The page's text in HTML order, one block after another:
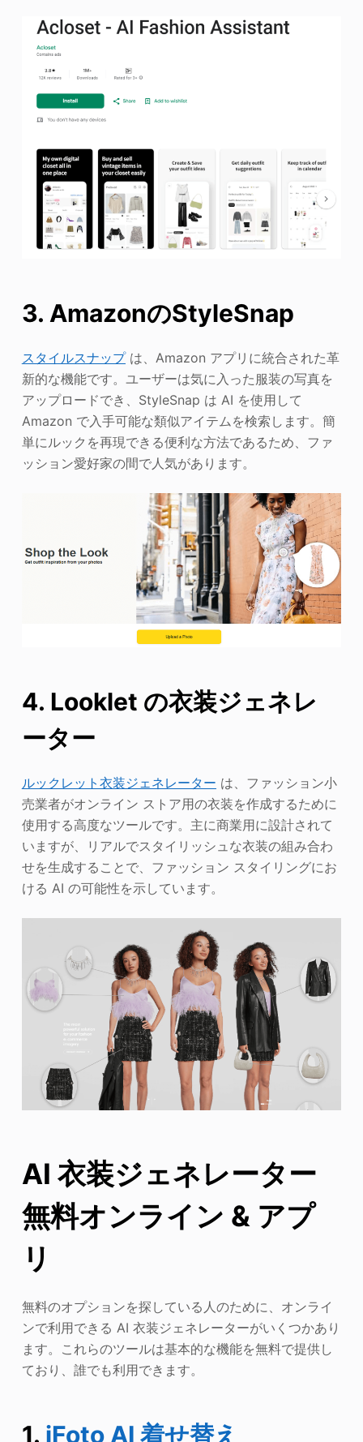
3. AmazonのStyleSnap
スタイルスナップは、Amazon アプリに統合された革
新的な機能です。ユーザーは気に入った服装の写真を
アップロードでき、StyleSnap は AI を使用して
Amazon で入手可能な類似アイテムを検索します。簡
単にルックを再現できる便利な方法であるため、ファ
ッション愛好家の間で人気があります。
4. Looklet の衣装ジェネレ
ーター
ルックレット衣装ジェネレーター は、ファッション小
売業者がオンライン ストア用の衣装を作成するために
使用する高度なツールです。主に商業用に設計されて
いますが、リアルでスタイリッシュな衣装の組み合わ
せを生成することで、ファッション スタイリングにお
ける AI の可能性を示しています。
AI 衣装ジェネレーター
無料オンライン & アプ
リ
無料のオプションを探している人のために、オンライ
ンで利用できる AI 衣装ジェネレーターがいくつかあり
ます。これらのツールは基本的な機能を無料で提供し
ており、誰でも利用できます。
1. iFoto AI 着せ替え